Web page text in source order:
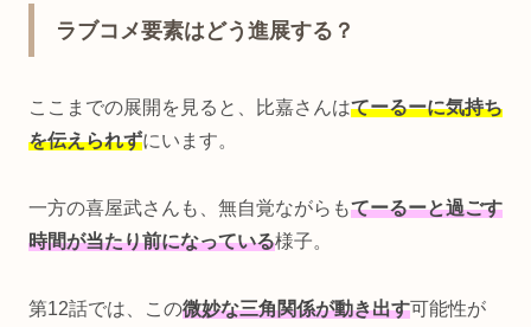
ラブコメ要素はどう進展する？
ここまでの展開を見ると、比嘉さんはてーるーに気持ち
を伝えられずにいます。
一方の喜屋武さんも、無自覚ながらもてーるーと過ごす
時間が当たり前になっている様子。
第12話では、この微妙な三角関係が動き出す可能性が